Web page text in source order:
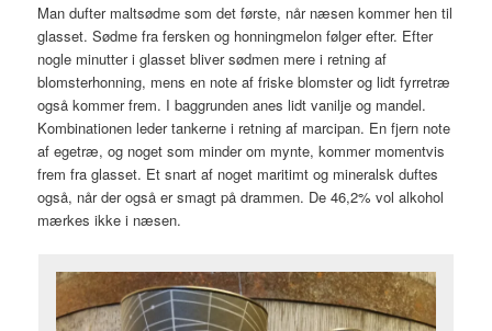
Man dufter maltsødme som det første, når næsen kommer hen til
glasset. Sødme fra fersken og honningmelon følger efter. Efter
nogle minutter i glasset bliver sødmen mere i retning af
blomsterhonning, mens en note af friske blomster og lidt fyrretræ
også kommer frem. I baggrunden anes lidt vanilje og mandel.
Kombinationen leder tankerne i retning af marcipan. En fjern note
af egetræ, og noget som minder om mynte, kommer momentvis
frem fra glasset. Et snart af noget maritimt og mineralsk duftes
også, når der også er smagt på drammen. De 46,2% vol alkohol
mærkes ikke i næsen.